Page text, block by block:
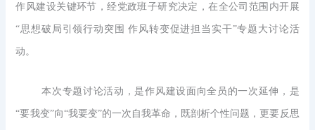
作风建设关键环节，经党政班子研究决定，在全公司范围内开展
“思想破局引领行动突围 作风转变促进担当实干”专题大讨论活
动。
本次专题讨论活动，是作风建设面向全员的一次延伸，是
“要我变”向“我要变”的一次自我革命，既剖析个性问题，更要反思